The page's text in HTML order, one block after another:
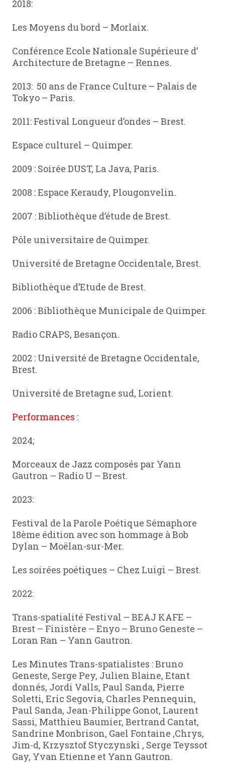
2018:
Les Moyens du bord – Morlaix.
Conférence Ecole Nationale Supérieure d’
Architecture de Bretagne – Rennes.
2013: 50 ans de France Culture – Palais de
Tokyo – Paris.
2011: Festival Longueur d’ondes – Brest.
Espace culturel – Quimper.
2009 : Soirée DUST, La Java, Paris.
2008 : Espace Keraudy, Plougonvelin.
2007 : Bibliothèque d’étude de Brest.
Pôle universitaire de Quimper.
Université de Bretagne Occidentale, Brest.
Bibliothèque d’Etude de Brest.
2006 : Bibliothèque Municipale de Quimper.
Radio CRAPS, Besançon.
2002 : Université de Bretagne Occidentale,
Brest.
Université de Bretagne sud, Lorient.
Performances :
2024;
Morceaux de Jazz composés par Yann
Gautron – Radio U – Brest.
2023:
Festival de la Parole Poétique Sémaphore
18ème édition avec son hommage à Bob
Dylan – Moëlan-sur-Mer.
Les soirées poétiques – Chez Luigi – Brest.
2022:
Trans-spatialité Festival – BEAJ KAFE –
Brest – Finistère – Enyo – Bruno Geneste –
Loran Ran – Yann Gautron.
Les Minutes Trans-spatialistes : Bruno
Geneste, Serge Pey, Julien Blaine, Etant
donnés, Jordi Valls, Paul Sanda, Pierre
Soletti, Eric Segovia, Charles Pennequin,
Paul Sanda, Jean-Philippe Gonot, Laurent
Sassi, Matthieu Baumier, Bertrand Cantat,
Sandrine Monbrison, Gael Fontaine ,Chrys,
Jim-d, Krzysztof Styczynski , Serge Teyssot
Gay, Yvan Etienne et Yann Gautron.